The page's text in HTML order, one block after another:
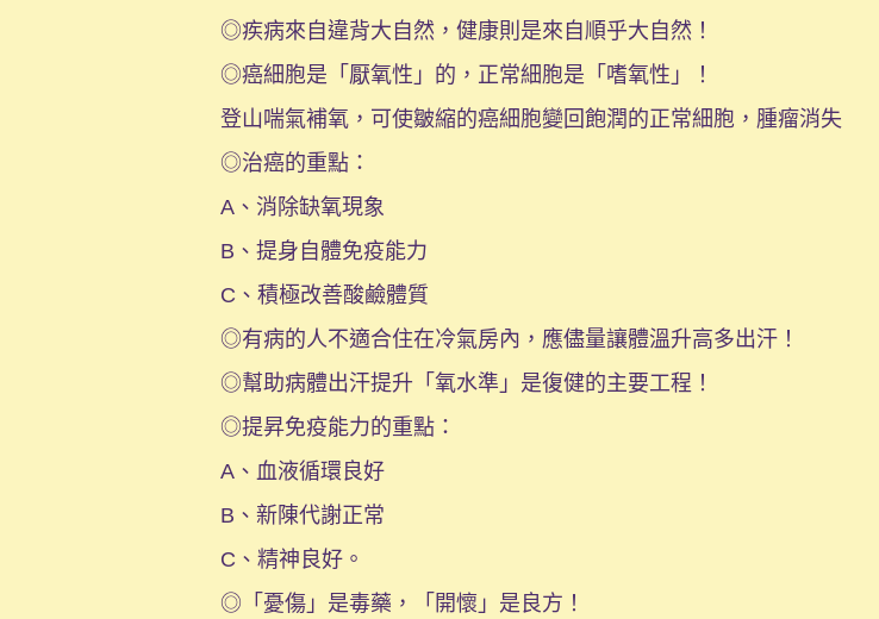
◎疾病來自違背大自然，健康則是來自順乎大自然！
◎癌細胞是「厭氧性」的，正常細胞是「嗜氧性」！
登山喘氣補氧，可使皺縮的癌細胞變回飽潤的正常細胞，腫瘤消失
◎治癌的重點：
A、消除缺氧現象
B、提身自體免疫能力
C、積極改善酸鹼體質
◎有病的人不適合住在冷氣房內，應儘量讓體溫升高多出汗！
◎幫助病體出汗提升「氧水準」是復健的主要工程！
◎提昇免疫能力的重點：
A、血液循環良好
B、新陳代謝正常
C、精神良好。
◎「憂傷」是毒藥，「開懷」是良方！